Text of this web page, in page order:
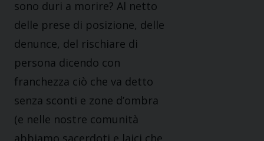
sono duri a morire? Al netto
delle prese di posizione, delle
denunce, del rischiare di
persona dicendo con
franchezza ciò che va detto
senza sconti e zone d’ombra
(e nelle nostre comunità
abbiamo sacerdoti e laici che